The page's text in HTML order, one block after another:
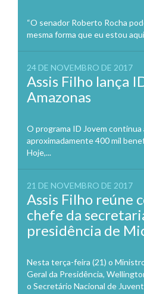
“O senador Roberto Rocha
mesma forma que eu estou
24 DE NOVEMBRO DE 2017
Assis Filho lança
Amazonas
O programa ID Jovem continua
aproximadamente 400 mil
Hoje,...
21 DE NOVEMBRO DE 2017
Assis Filho reúne
chefe da
presidência de
Nesta terça-feira (21) o
Geral da Presidência,
o Secretário Nacional de